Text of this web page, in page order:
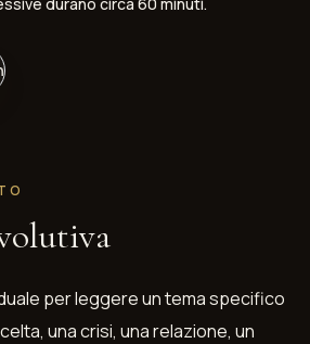
per leggere un tema specifico
una crisi, una relazione, un